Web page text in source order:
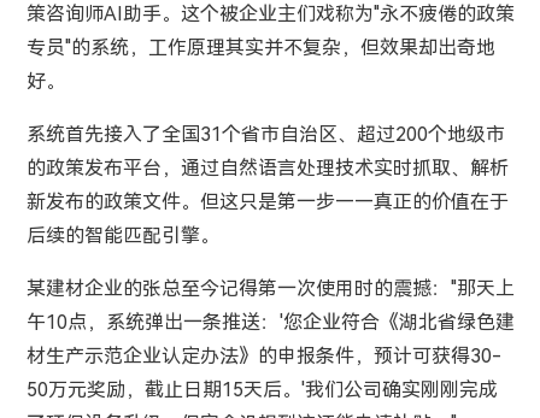
策咨询师AI助手。这个被企业主们戏称为"永不疲倦的政策
专员"的系统，工作原理其实并不复杂，但效果却出奇地
好。
系统首先接入了全国31个省市自治区、超过200个地级市
的政策发布平台，通过自然语言处理技术实时抓取、解析
新发布的政策文件。但这只是第一步——真正的价值在于
后续的智能匹配引擎。
某建材企业的张总至今记得第一次使用时的震撼："那天上
午10点，系统弹出一条推送：'您企业符合《湖北省绿色建
材生产示范企业认定办法》的申报条件，预计可获得30-
50万元奖励，截止日期15天后。'我们公司确实刚刚完成